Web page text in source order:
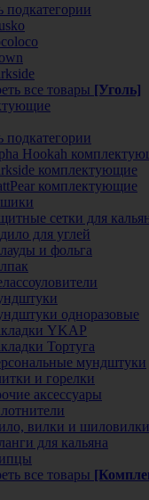
подкатегории
все товары [Уголь]
подкатегории
Hookah
комплектующие
комплектующие
сетки для
для углей
и фольга
одноразовые
YKAP
Тортуга
мундштуки
и горелки
аксессуары
вилки и шиловилки
для кальяна
все товары